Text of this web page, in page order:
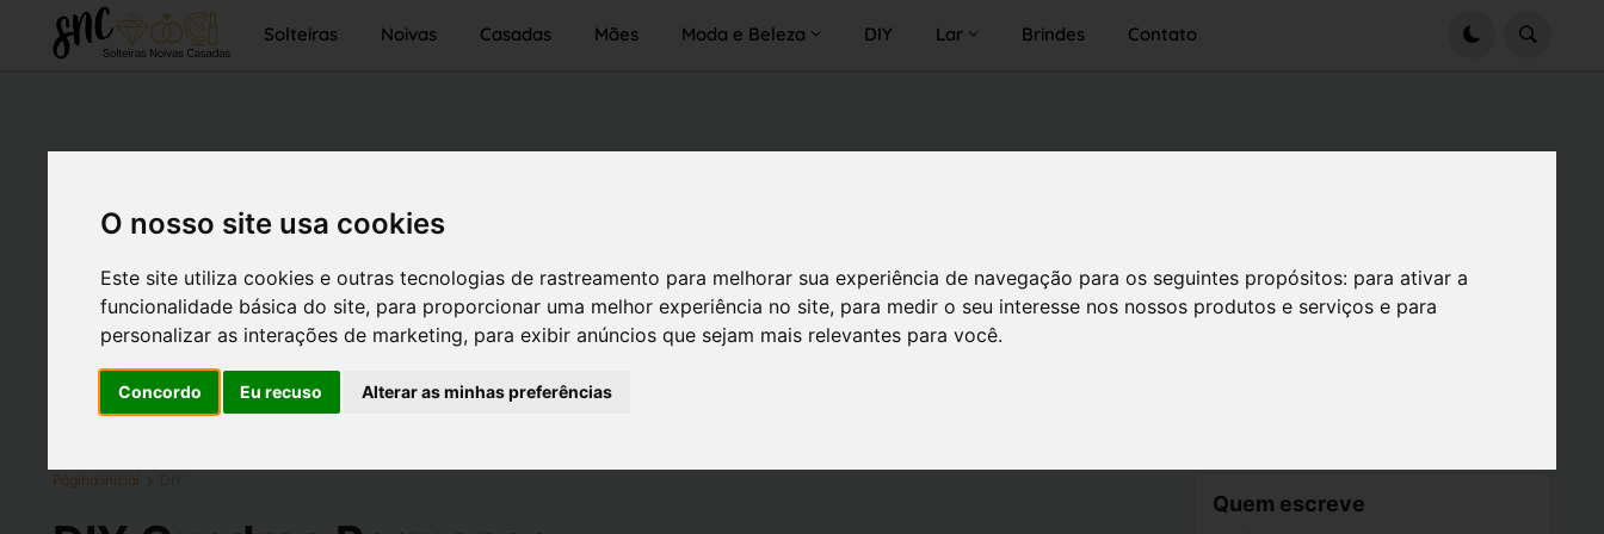
O nosso site usa cookies
Este site utiliza cookies e outras tecnologias de rastreamento para melhorar sua experiência de navegação para os seguintes propósitos: para ativar a
funcionalidade básica do site, para proporcionar uma melhor experiência no site, para medir o seu interesse nos nossos produtos e serviços e para
personalizar as interações de marketing, para exibir anúncios que sejam mais relevantes para você.
Concordo Eu recuso Alterar as minhas preferências
Solteiras Noivas Casadas Mães Moda e Beleza DIY Lar Brindes Contato
Página inicial
Quem escreve